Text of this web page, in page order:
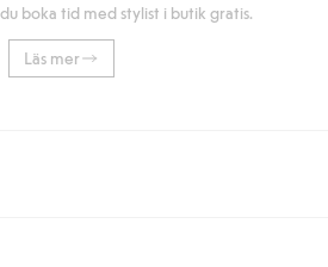
boka tid med stylist i butik gratis.
Läs mer